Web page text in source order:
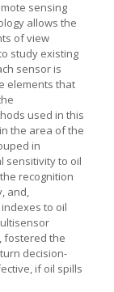
sensing
allows the
of view
study existing
sensor is
elements that
used in this
the area of the
in
sensitivity to oil
recognition
and,
to oil
fostered the
decision-
if oil spills